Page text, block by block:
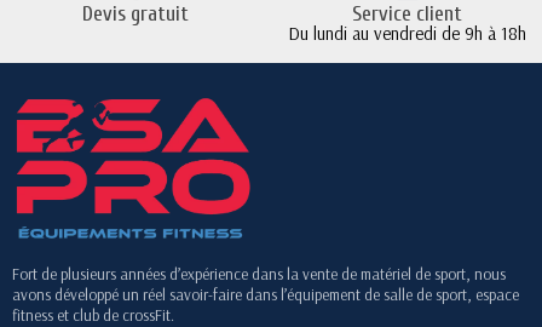
Devis gratuit Service client
Du lundi au vendredi de 9h à 18h
Fort de plusieurs années d’expérience dans la vente de matériel de sport, nous
avons développé un réel savoir-faire dans l’équipement de salle de sport, espace
fitness et club de crossFit.